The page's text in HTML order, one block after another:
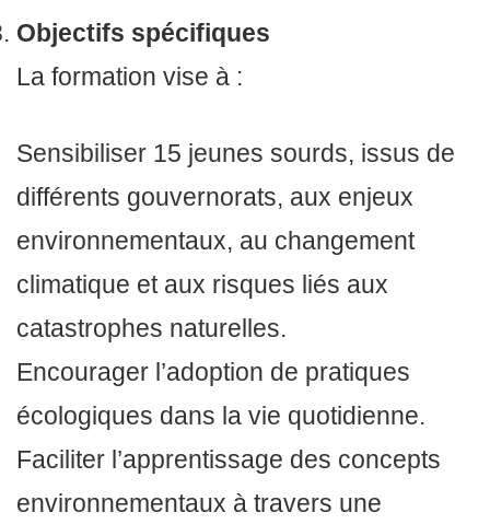
Objectifs spécifiques
La formation vise à :
Sensibiliser 15 jeunes sourds, issus de
différents gouvernorats, aux enjeux
environnementaux, au changement
climatique et aux risques liés aux
catastrophes naturelles.
Encourager l’adoption de pratiques
écologiques dans la vie quotidienne.
Faciliter l’apprentissage des concepts
environnementaux à travers une